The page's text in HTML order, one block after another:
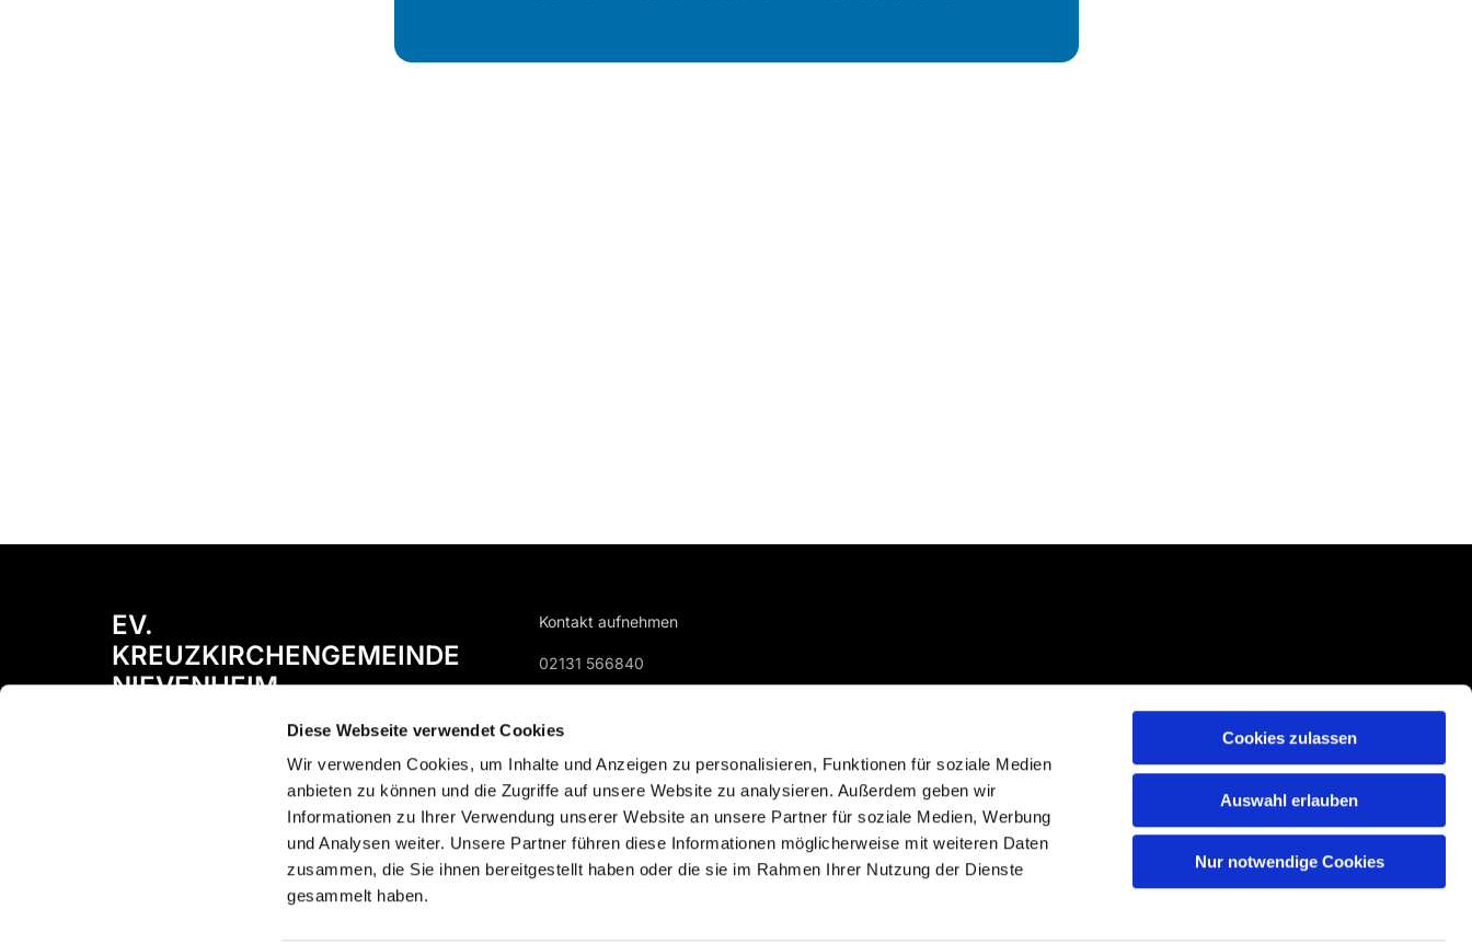
Diese Webseite verwendet Cookies
Wir verwenden Cookies, um Inhalte und Anzeigen zu personalisieren, Funktionen für soziale Medien
anbieten zu können und die Zugriffe auf unsere Website zu analysieren. Außerdem geben wir
Informationen zu Ihrer Verwendung unserer Website an unsere Partner für soziale Medien, Werbung
und Analysen weiter. Unsere Partner führen diese Informationen möglicherweise mit weiteren Daten
zusammen, die Sie ihnen bereitgestellt haben oder die sie im Rahmen Ihrer Nutzung der Dienste
gesammelt haben.
Cookies zulassen
Auswahl erlauben
Nur notwendige Cookies
EV.
KREUZKIRCHENGEMEINDE
NIEVENHEIM
Kontakt aufnehmen
02131 566840
Impressum Datenschutzerklärung ChurchDesk-Login